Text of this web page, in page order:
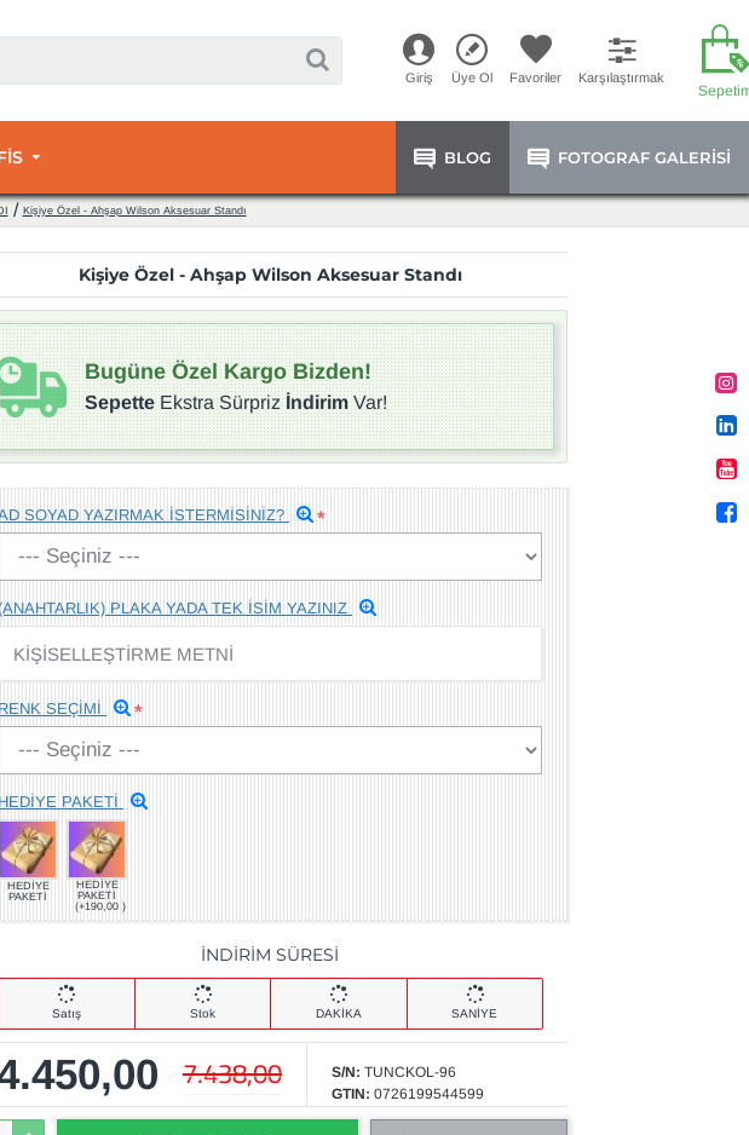
Giriş Üye Ol Favoriler Karşılaştırmak
BLOG FOTOGRAF GALERISI
Kişiye Özel - Ahşap Wilson Aksesuar Standı
Kişiye Özel - Ahşap Wilson Aksesuar Standı
İNDİRİM SÜRESİ
Satış Stok DAKİKA SANİYE
7.438,00 S/N: TUNCKOL-96
GTIN: 0726199544599
SOYAD YAZIRMAK İSTERMİSİNİZ?
PLAKA YADA TEK İSİM YAZINIZ
RENK SEÇİMİ
HEDİYE PAKETİ
HEDİYE
PAKETİ
HEDİYE
PAKETİ
(+190,00 )
Bugüne Özel Kargo Bizden!
SepetteEkstra SürprizİndirimVar!